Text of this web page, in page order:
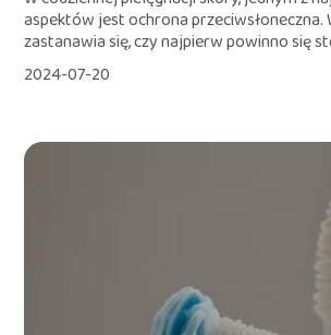
aspektów jest ochrona przeciwsłoneczna.
zastanawia się, czy najpierw powinno się
2024-07-20